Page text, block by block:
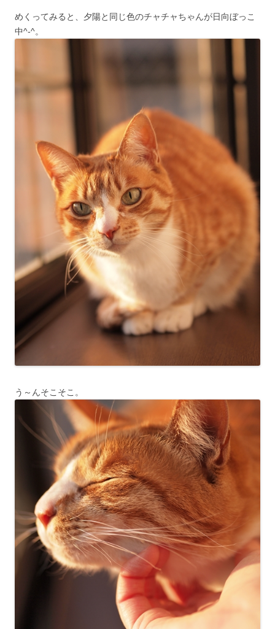
めくってみると、夕陽と同じ色のチャチャちゃんが日向ぼっこ
中^-^。
う～んそこそこ。